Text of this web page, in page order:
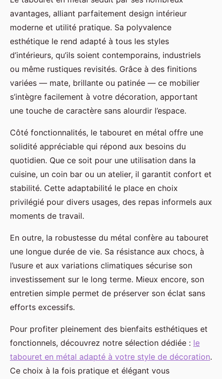
avantages, alliant parfaitement design intérieur
moderne et utilité pratique. Sa polyvalence
esthétique le rend adapté à tous les styles
d’intérieurs, qu’ils soient contemporains, industriels
ou même rustiques revisités. Grâce à des finitions
variées — mate, brillante ou patinée — ce mobilier
s’intègre facilement à votre décoration, apportant
une touche de caractère sans alourdir l’espace.
Côté fonctionnalités, le tabouret en métal offre une
solidité appréciable qui répond aux besoins du
quotidien. Que ce soit pour une utilisation dans la
cuisine, un coin bar ou un atelier, il garantit confort et
stabilité. Cette adaptabilité le place en choix
privilégié pour divers usages, des repas informels aux
moments de travail.
En outre, la robustesse du métal confère au tabouret
une longue durée de vie. Sa résistance aux chocs, à
l’usure et aux variations climatiques sécurise son
investissement sur le long terme. Mieux encore, son
entretien simple permet de préserver son éclat sans
efforts excessifs.
Pour profiter pleinement des bienfaits esthétiques et
fonctionnels, découvrez notre sélection dédiée : le
tabouret en métal adapté à votre style de décoration.
Ce choix à la fois pratique et élégant vous